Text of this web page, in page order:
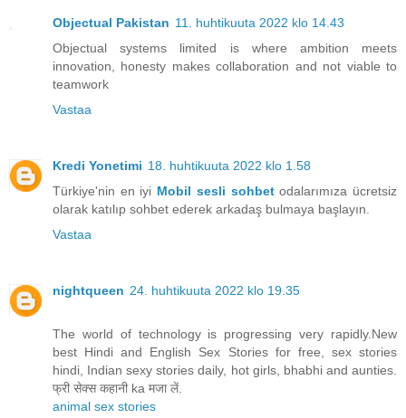
Objectual Pakistan 11. huhtikuuta 2022 klo 14.43
Objectual systems limited is where ambition meets
innovation, honesty makes collaboration and not viable to
teamwork
Vastaa
Kredi Yonetimi 18. huhtikuuta 2022 klo 1.58
Türkiye'nin en iyi Mobil sesli sohbetodalarımıza ücretsiz
olarak katılıp sohbet ederek arkadaş bulmaya başlayın.
Vastaa
nightqueen 24. huhtikuuta 2022 klo 19.35
The world of technology is progressing very rapidly.New
best Hindi and English Sex Stories for free, sex stories
hindi, Indian sexy stories daily, hot girls, bhabhi and aunties.
फ्री सेक्स कहानी ka मजा लें.
animal sex stories